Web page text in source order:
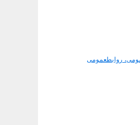
روابطعمومی